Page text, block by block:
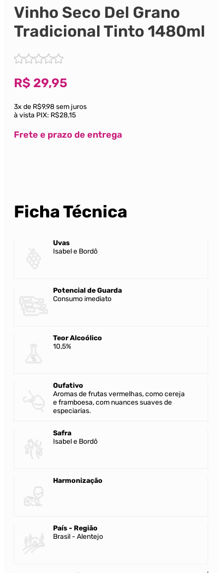
Vinho Seco Del Grano
Tradicional Tinto 1480ml
R$ 29,95
3x de R$9,98 sem juros
à vista PIX: R$28,15
Frete e prazo de entrega
Ficha Técnica
Uvas
Isabel e Bordô
Potencial de Guarda
Consumo imediato
Teor Alcoólico
10,5%
Oufativo
Aromas de frutas vermelhas, como cereja
e framboesa, com nuances suaves de
especiarias.
Safra
Isabel e Bordô
Harmonização
País - Região
Brasil - Alentejo